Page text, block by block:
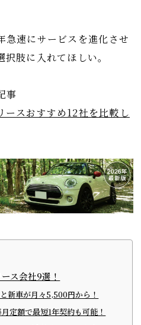
急速にサービスを進化させ
肢に入れてほしい。
事
ースおすすめ12社を比較し
ス会社9選！
新車が月々5,500円から！
定額で最短1年契約も可能！